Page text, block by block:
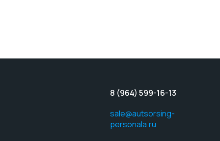
8 (964) 599-16-13
sale@autsorsing-
personala.ru